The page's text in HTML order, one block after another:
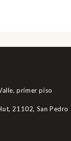
primer piso
21102, San Pedro